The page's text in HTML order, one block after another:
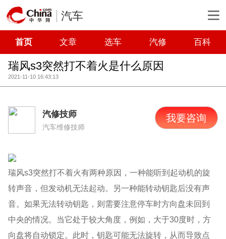
汽车
首页 文章 选车 汽修 百科
瑞风s3突然打不着火是什么原因
2021-11-10 16:43:13
汽修技师
汽车维修技师
我要咨询
瑞风s3突然打不着火有两种原因，一种能听到起动机的旋
转声音，但发动机无法起动。另一种能转动钥匙后没有声
音。如果无法转动钥匙，则需要注意停车时方向盘未回到
中央的情况。当它处于较大角度，例如，大于30度时，方
向盘将自动锁定。此时，钥匙可能无法旋转，从而导致点